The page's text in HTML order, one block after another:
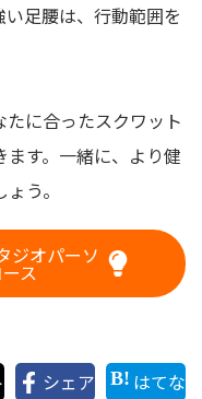
足腰は、行動範囲を
に合ったスクワット
す。一緒に、より健
う。
ジオパーソ
ス
シェア はてな